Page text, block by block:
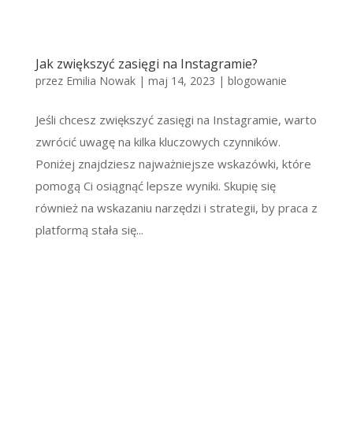
Jak zwiększyć zasięgi na Instagramie?
przez Emilia Nowak| maj 14, 2023 | blogowanie
Jeśli chcesz zwiększyć zasięgi na Instagramie, warto
zwrócić uwagę na kilka kluczowych czynników.
Poniżej znajdziesz najważniejsze wskazówki, które
pomogą Ci osiągnąć lepsze wyniki. Skupię się
również na wskazaniu narzędzi i strategii, by praca z
platformą stała się...